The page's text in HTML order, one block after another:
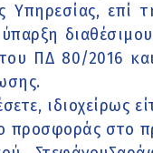
Υπηρεσίας,
ΠΔ 80/2016
ιδιοχείρως
προσφοράς στο